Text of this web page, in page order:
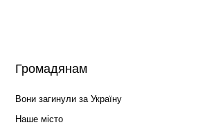
Громадянам
Вони загинули за Україну
Наше місто